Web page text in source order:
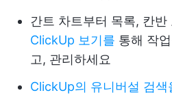
간트 차트부터 목록, 칸반
ClickUp 보기를 통해 작
고, 관리하세요
ClickUp의 유니버설 검색